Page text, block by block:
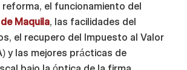
el funcionamiento del
Maquila, las facilidades del
el recupero del Impuesto al Valor
y las mejores prácticas de